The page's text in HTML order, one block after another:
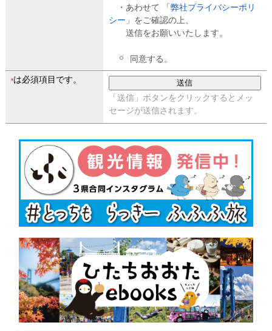
・あわせて 「弊社プライバシーポリ
シー 」をご確認の上、
送信をお願いいたします。
同意する。
*は必須項目です。
「送信」ボタンをクリックするとメッ
セージが送信されます。